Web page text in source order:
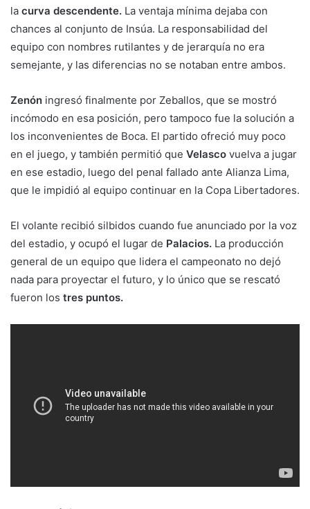
la curva descendente. La ventaja mínima dejaba con
chances al conjunto de Insúa. La responsabilidad del
equipo con nombres rutilantes y de jerarquía no era
semejante, y las diferencias no se notaban entre ambos.
Zenón ingresó finalmente por Zeballos, que se mostró
incómodo en esa posición, pero tampoco fue la solución a
los inconvenientes de Boca. El partido ofreció muy poco
en el juego, y también permitió que Velasco vuelva a jugar
en ese estadio, luego del penal fallado ante Alianza Lima,
que le impidió al equipo continuar en la Copa Libertadores.
El volante recibió silbidos cuando fue anunciado por la voz
del estadio, y ocupó el lugar de Palacios. La producción
general de un equipo que lidera el campeonato no dejó
nada para proyectar el futuro, y lo único que se rescató
fueron los tres puntos.